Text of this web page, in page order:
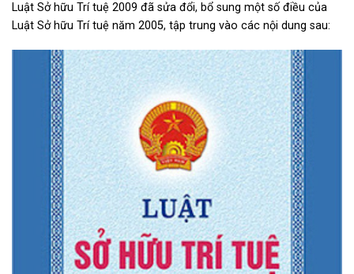
Luật Sở hữu Trí tuệ 2009 đã sửa đổi, bổ sung một số điều của
Luật Sở hữu Trí tuệ năm 2005, tập trung vào các nội dung sau: